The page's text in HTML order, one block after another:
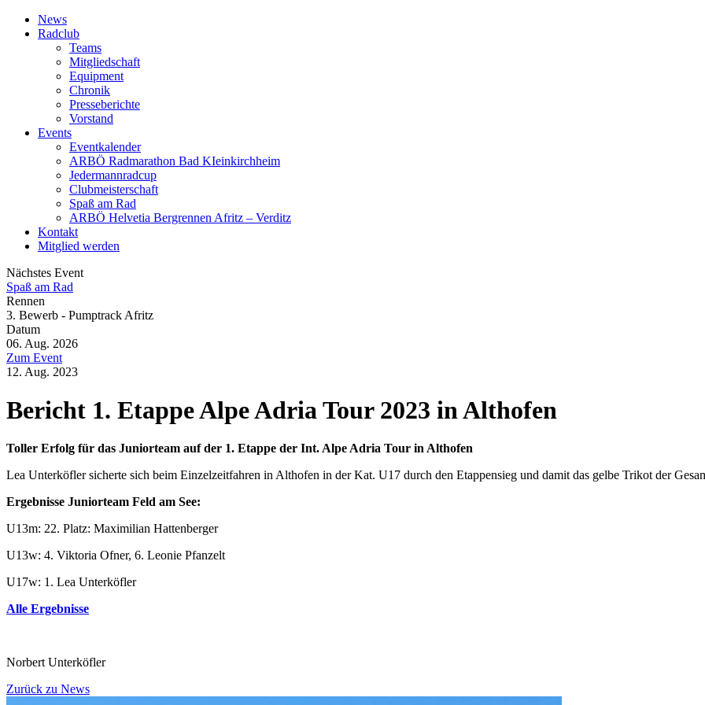
News
Radclub
Teams
Mitgliedschaft
Equipment
Chronik
Presseberichte
Vorstand
Events
Eventkalender
ARBÖ Radmarathon Bad KIeinkirchheim
Jedermannradcup
Clubmeisterschaft
Spaß am Rad
ARBÖ Helvetia Bergrennen Afritz – Verditz
Kontakt
Mitglied werden
Nächstes Event
Spaß am Rad
Rennen
3. Bewerb - Pumptrack Afritz
Datum
06. Aug. 2026
Zum Event
12. Aug. 2023
Bericht 1. Etappe Alpe Adria Tour 2023 in Althofen
Toller Erfolg für das Juniorteam auf der 1. Etappe der Int. Alpe Adria Tour in Althofen
Lea Unterköfler sicherte sich beim Einzelzeitfahren in Althofen in der Kat. U17 durch den Etappensieg und damit das gelbe Trikot der
Ergebnisse Juniorteam Feld am See:
U13m: 22. Platz: Maximilian Hattenberger
U13w: 4. Viktoria Ofner, 6. Leonie Pfanzelt
U17w: 1. Lea Unterköfler
Alle Ergebnisse
Norbert Unterköfler
Zurück zu News